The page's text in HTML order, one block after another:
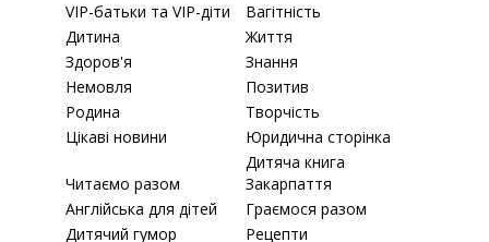
VIP-батьки та VIP-діти
Вагітність
Дитина
Життя
Здоров'я
Знання
Немовля
Позитив
Родина
Творчість
Цікаві новини
Юридична сторінка
Читаємо разом
Дитяча книга
Закарпаття
Англійська для дітей
Граємося разом
Дитячий гумор
Рецепти